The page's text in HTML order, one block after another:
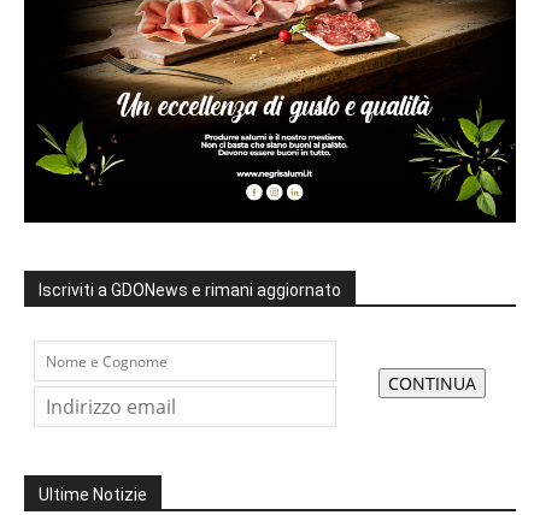
Iscriviti a GDONews e rimani aggiornato
Ultime Notizie